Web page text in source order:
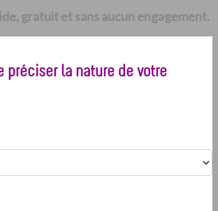
gratuit et sans aucun engagement.